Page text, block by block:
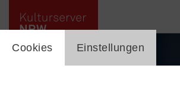
cookie_layer
Cookies Einstellungen